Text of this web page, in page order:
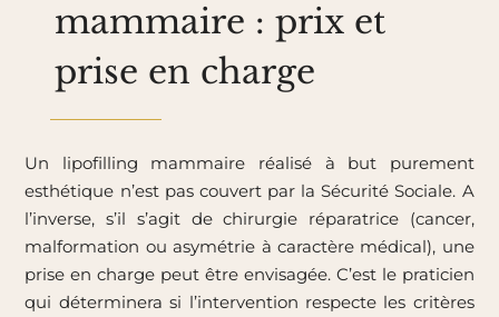
mammaire : prix et
prise en charge
Un lipofilling mammaire réalisé à but purement
esthétique n’est pas couvert par la Sécurité Sociale. A
l’inverse, s’il s’agit de chirurgie réparatrice (cancer,
malformation ou asymétrie à caractère médical), une
prise en charge peut être envisagée. C’est le praticien
qui déterminera si l’intervention respecte les critères